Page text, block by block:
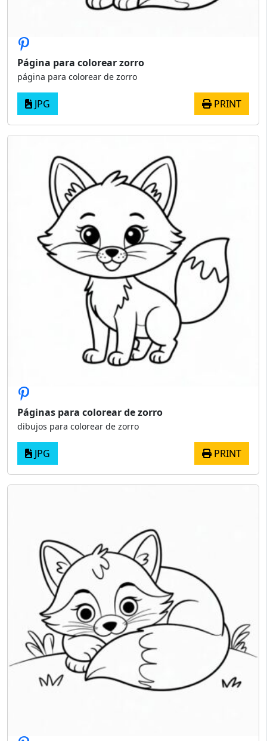
Página para colorear zorro
página para colorear de zorro
JPG PRINT
Páginas para colorear de zorro
dibujos para colorear de zorro
JPG PRINT